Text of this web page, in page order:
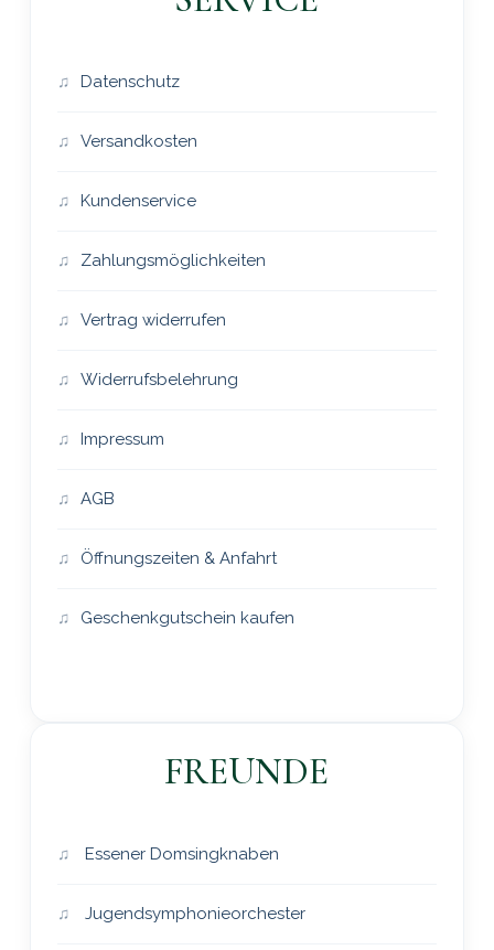
Datenschutz
Versandkosten
Kundenservice
Zahlungsmöglichkeiten
Vertrag widerrufen
Widerrufsbelehrung
Impressum
AGB
Öffnungszeiten & Anfahrt
Geschenkgutschein kaufen
FREUNDE
Essener Domsingknaben
Jugendsymphonieorchester